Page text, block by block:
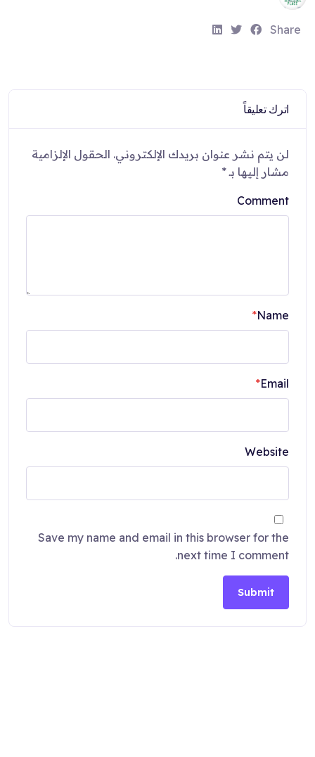
Share
S
e
:
S
اترك تعليقاً
لن يتم نشر عنوان بريدك الإلكتروني. الحقول الإلزامية
مشار إليها بـ*
Comment
Name
*
Email
*
Website
Save my name and email in this browser for the
next time I comment.